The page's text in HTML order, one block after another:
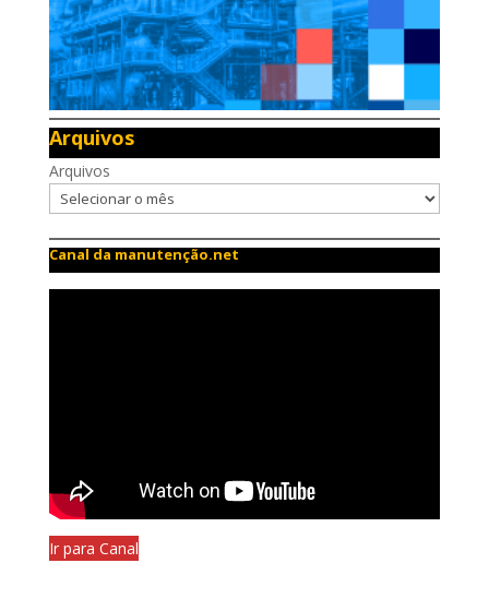
Arquivos
Arquivos
Canal da manutenção.net
Ir para Canal